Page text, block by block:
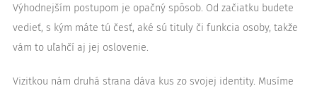
Výhodnejším postupom je opačný spôsob. Od začiatku budete
vedieť, s kým máte tú česť, aké sú tituly či funkcia osoby, takže
vám to uľahčí aj jej oslovenie.
Vizitkou nám druhá strana dáva kus zo svojej identity. Musíme